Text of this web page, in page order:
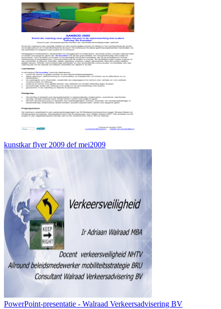
kunstkar flyer 2009 def mei2009
PowerPoint-presentatie - Walraad Verkeersadvisering BV